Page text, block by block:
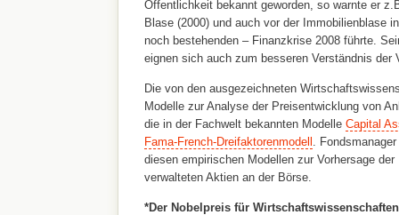
Öffentlichkeit bekannt geworden, so warnte er
Blase (2000) und auch vor der Immobilienblase
noch bestehenden – Finanzkrise 2008 führte.
eignen sich auch zum besseren Verständnis der
Die von den ausgezeichneten
Modelle zur Analyse der Preisentwicklung von
die in der Fachwelt bekannten Modelle Capital
Fama-French-Dreifaktorenmodell .
diesen empirischen Modellen zur Vorhersage
verwalteten Aktien an der Börse.
*Der Nobelpreis für Wirtschaftswissenschaften